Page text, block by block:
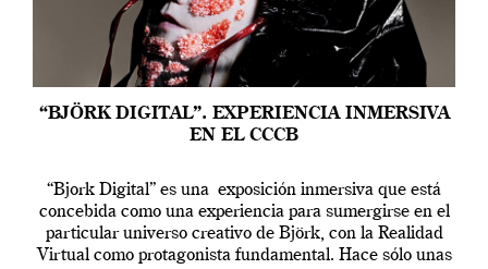
“BJÖRK DIGITAL”. EXPERIENCIA INMERSIVA
EN EL CCCB
“Bjork Digital” es una exposición inmersiva que está
concebida como una experiencia para sumergirse en el
particular universo creativo de Björk, con la Realidad
Virtual como protagonista fundamental. Hace sólo unas